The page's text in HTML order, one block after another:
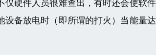
硬件人员很难查出，有时还会使软
备放电时（即所谓的打火）当能量